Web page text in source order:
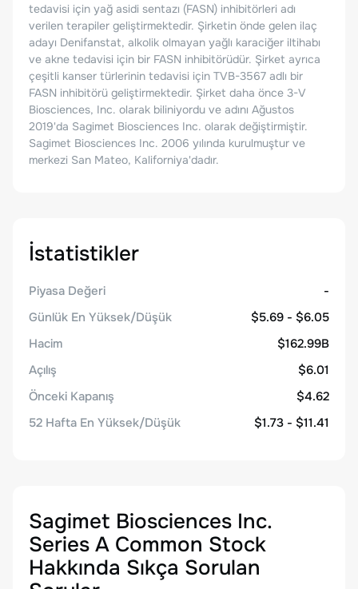
tedavisi için yağ asidi sentazı (FASN) inhibitörleri adı
verilen terapiler geliştirmektedir. Şirketin önde gelen ilaç
adayı Denifanstat, alkolik olmayan yağlı karaciğer iltihabı
ve akne tedavisi için bir FASN inhibitörüdür. Şirket ayrıca
çeşitli kanser türlerinin tedavisi için TVB-3567 adlı bir
FASN inhibitörü geliştirmektedir. Şirket daha önce 3-V
Biosciences, Inc. olarak biliniyordu ve adını Ağustos
2019'da Sagimet Biosciences Inc. olarak değiştirmiştir.
Sagimet Biosciences Inc. 2006 yılında kurulmuştur ve
merkezi San Mateo, Kaliforniya'dadır.
İstatistikler
Piyasa Değeri
-
Günlük En Yüksek/Düşük
$5.69 - $6.05
Hacim
$162.99B
Açılış
$6.01
Önceki Kapanış
$4.62
52 Hafta En Yüksek/Düşük
$1.73 - $11.41
Sagimet Biosciences Inc.
Series A Common Stock
Hakkında Sıkça Sorulan